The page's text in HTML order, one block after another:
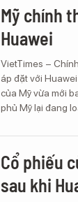
Mỹ chính
Huawei
VietTimes –
áp đặt với
của Mỹ vừa mới
phủ Mỹ lại đang
Cổ phiếu
sau khi